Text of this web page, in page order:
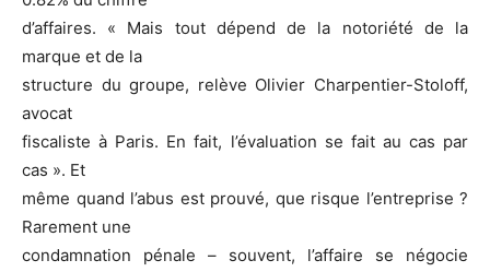
d’affaires. « Mais tout dépend de la notoriété de la
marque et de la
structure du groupe, relève Olivier Charpentier-Stoloff,
avocat
fiscaliste à Paris. En fait, l’évaluation se fait au cas par
cas ». Et
même quand l’abus est prouvé, que risque l’entreprise ?
Rarement une
condamnation pénale – souvent, l’affaire se négocie